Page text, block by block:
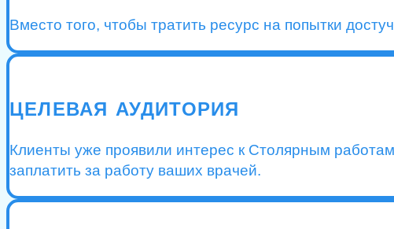
Вместо того, чтобы тратить ресурс на попытки
ЦЕЛЕВАЯ АУДИТОРИЯ
Клиенты уже проявили интерес к Столярным
заплатить за работу ваших врачей.